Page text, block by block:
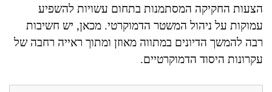
הצעות החקיקה המסתמנות בתחום עשויות להשפיע
עמוקות על ניהול המשטר הדמוקרטי. מכאן, יש חשיבות
רבה להמשך הדיונים במתווה מאוזן ומתוך ראייה רחבה של
עקרונות היסוד הדמוקרטיים.